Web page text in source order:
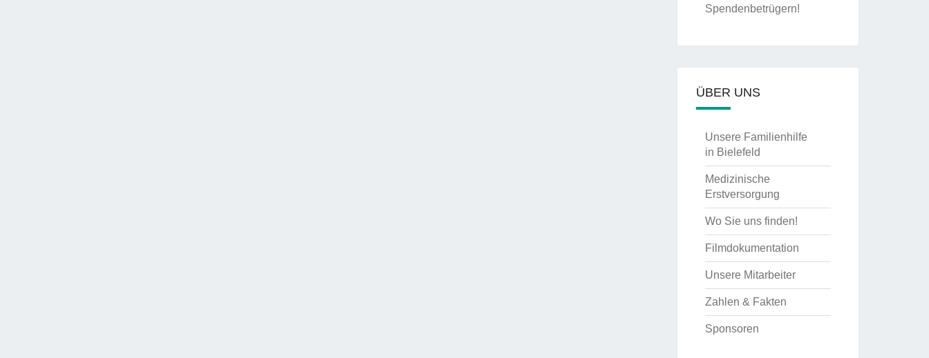
Spendenbetrügern!
ÜBER UNS
Unsere Familienhilfe
in Bielefeld
Medizinische
Erstversorgung
Wo Sie uns finden!
Filmdokumentation
Unsere Mitarbeiter
Zahlen & Fakten
Sponsoren